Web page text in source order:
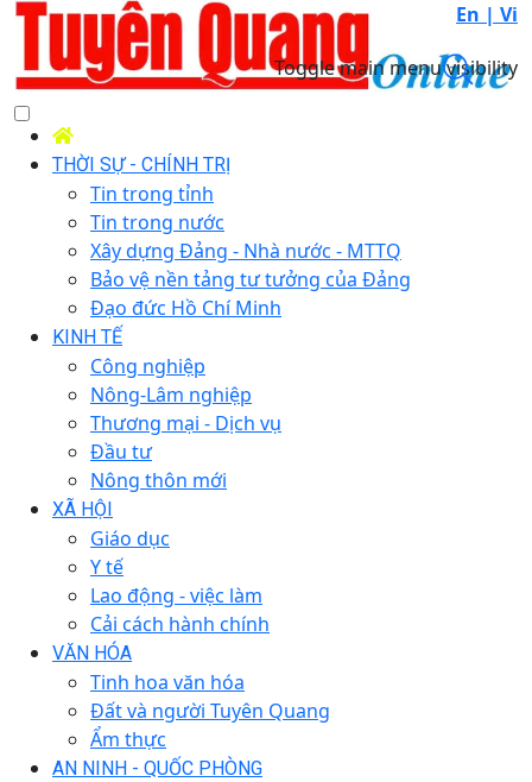
En | Vi
Toggle main menu visibility
THỜI SỰ - CHÍNH TRỊ
Tin trong tỉnh
Tin trong nước
Xây dựng Đảng - Nhà nước - MTTQ
Bảo vệ nền tảng tư tưởng của Đảng
Đạo đức Hồ Chí Minh
KINH TẾ
Công nghiệp
Nông-Lâm nghiệp
Thương mại - Dịch vụ
Đầu tư
Nông thôn mới
XÃ HỘI
Giáo dục
Y tế
Lao động - việc làm
Cải cách hành chính
VĂN HÓA
Tinh hoa văn hóa
Đất và người Tuyên Quang
Ẩm thực
AN NINH - QUỐC PHÒNG